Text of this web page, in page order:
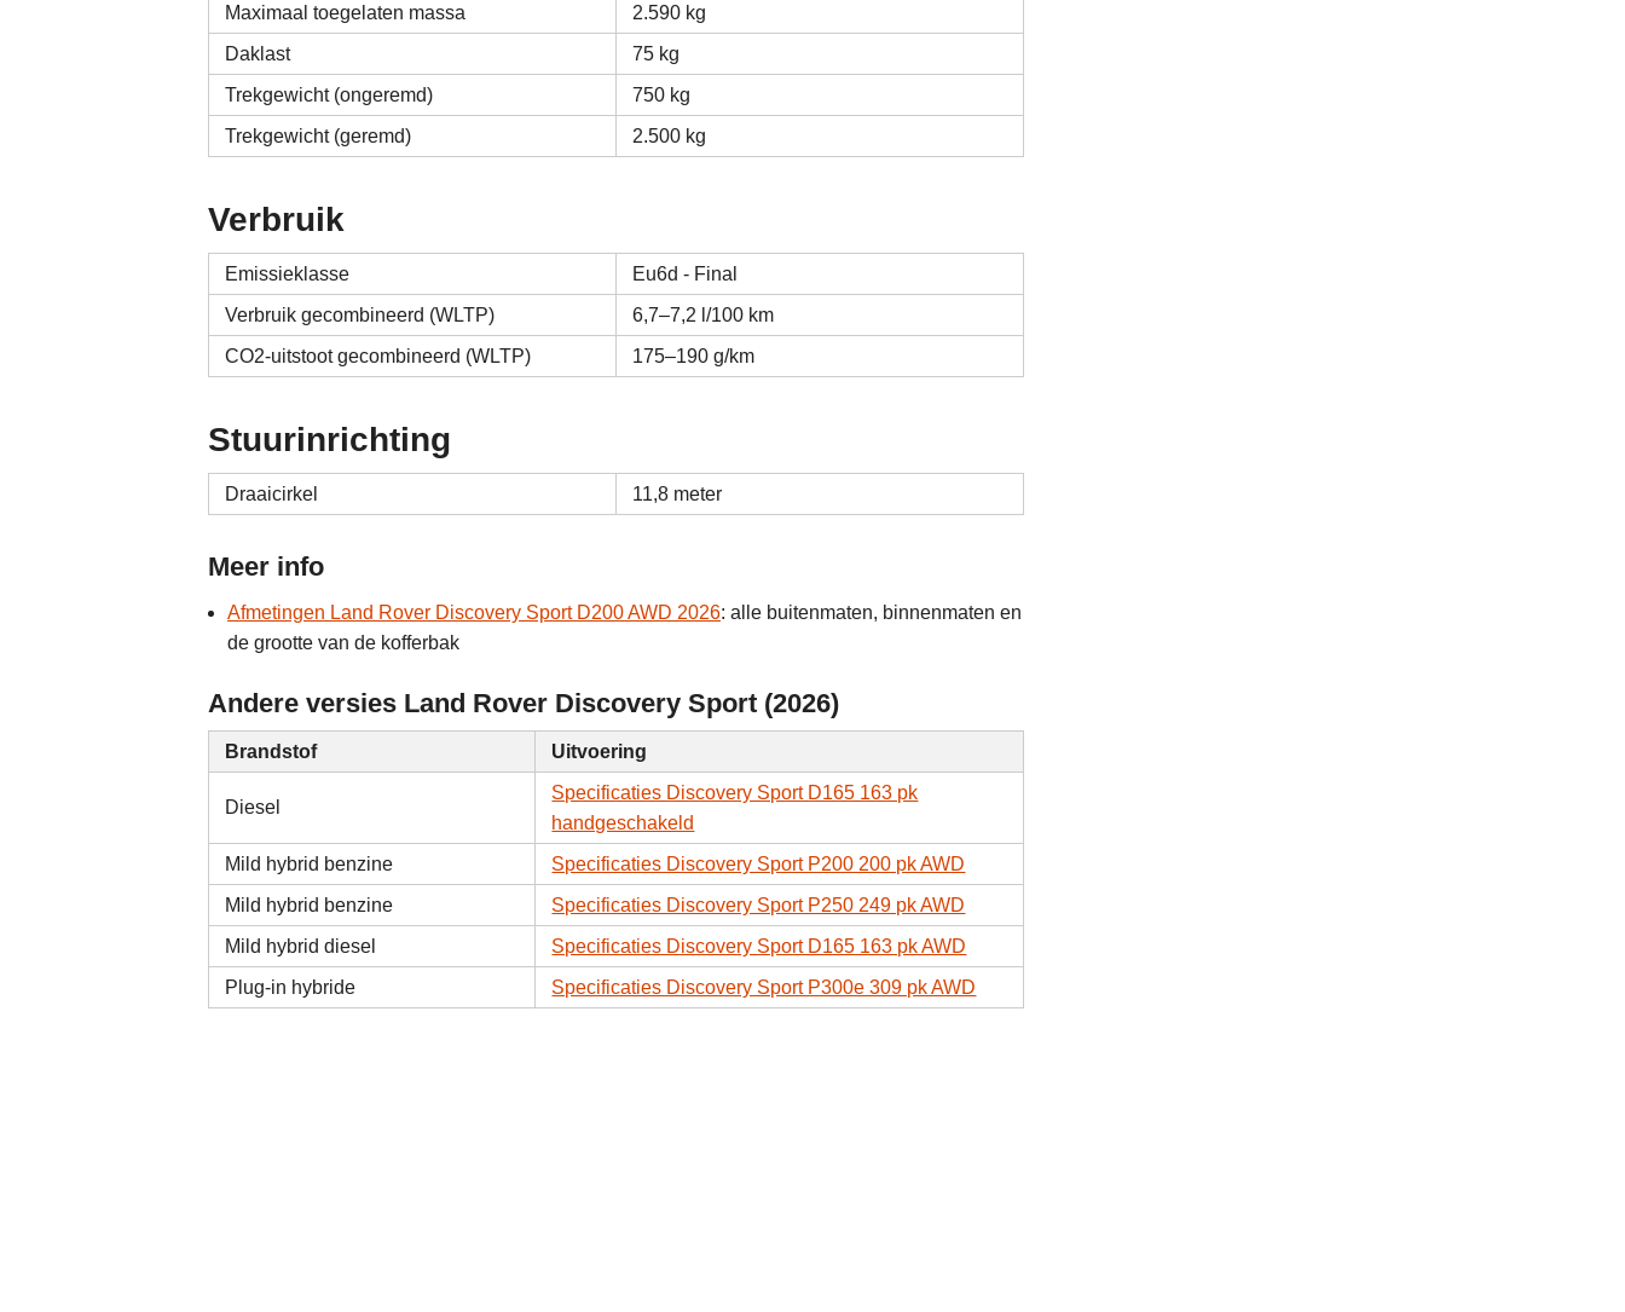
Maximaal toegelaten massa
2.590 kg
Daklast
75 kg
Trekgewicht (ongeremd)
750 kg
Trekgewicht (geremd)
2.500 kg
Verbruik
Emissieklasse
Eu6d - Final
Verbruik gecombineerd (WLTP)
6,7–7,2 l/100 km
CO2-uitstoot gecombineerd (WLTP)
175–190 g/km
Stuurinrichting
Draaicirkel 11,8 meter
Meer info
Afmetingen Land Rover Discovery Sport D200 AWD 2026: alle buitenmaten, binnenmaten en
de grootte van de kofferbak
Andere versies Land Rover Discovery Sport (2026)
Brandstof Uitvoering
Diesel
Specificaties Discovery Sport D165 163 pk
handgeschakeld
Mild hybrid benzine
Specificaties Discovery Sport P200 200 pk AWD
Mild hybrid benzine
Specificaties Discovery Sport P250 249 pk AWD
Mild hybrid diesel
Specificaties Discovery Sport D165 163 pk AWD
Plug-in hybride
Specificaties Discovery Sport P300e 309 pk AWD